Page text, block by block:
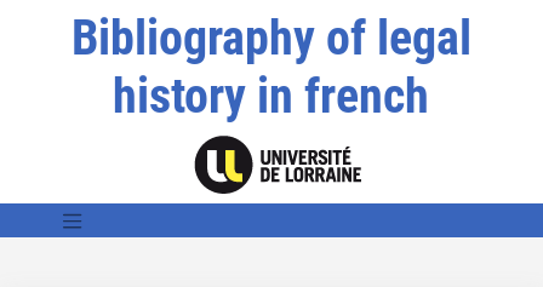
Bibliography of legal
history in french